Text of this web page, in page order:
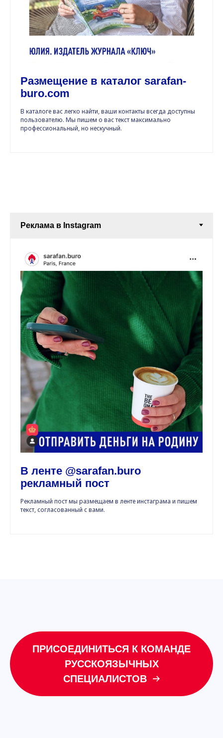
Размещение в каталог sarafan-
buro.com
В каталоге вас легко найти, ваши контакты всегда доступны
пользователю. Мы пишем о вас текст максимально
профессиональный, но нескучный.
В ленте @sarafan.buro
рекламный пост
Рекламный пост мы размещаем в ленте инстаграма и пишем
текст, согласованный с вами.
ПРИСОЕДИНИТЬСЯ К КОМАНДЕ
РУССКОЯЗЫЧНЫХ
СПЕЦИАЛИСТОВ